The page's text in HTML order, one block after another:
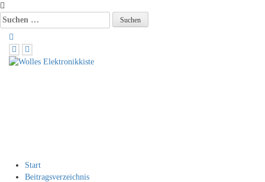
Skip
to
content
Suchen
nach:
Start
Beitragsverzeichnis